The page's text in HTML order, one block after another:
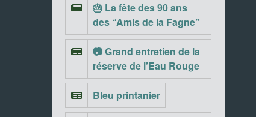
🎂 La fête des 90 ans
des “Amis de la Fagne”
📷 Grand entretien de la
réserve de l’Eau Rouge
Bleu printanier